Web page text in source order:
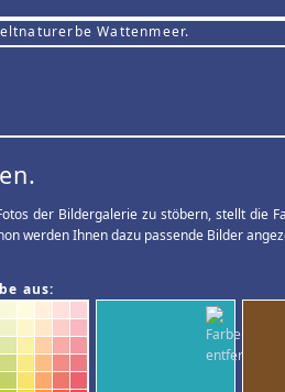
Wattenmeer.
der Bildergalerie zu stöbern, stellt die
werden Ihnen dazu passende Bilder
aus: